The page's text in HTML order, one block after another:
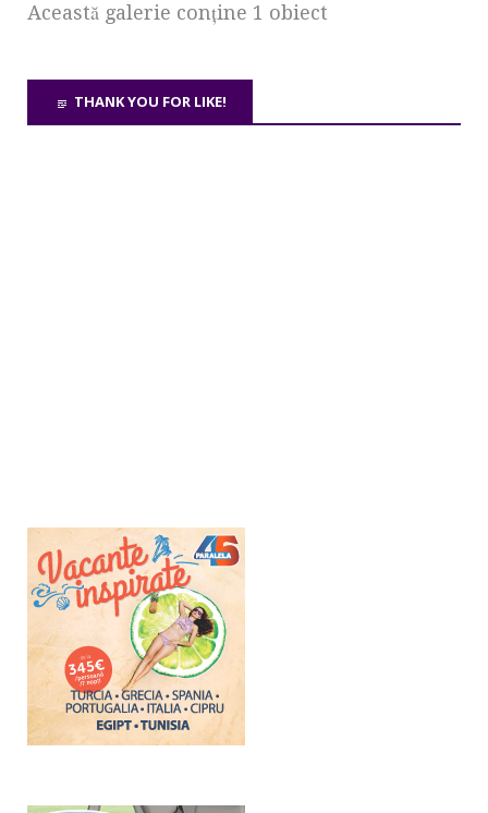
Această galerie conţine 1 obiect
THANK YOU FOR LIKE!